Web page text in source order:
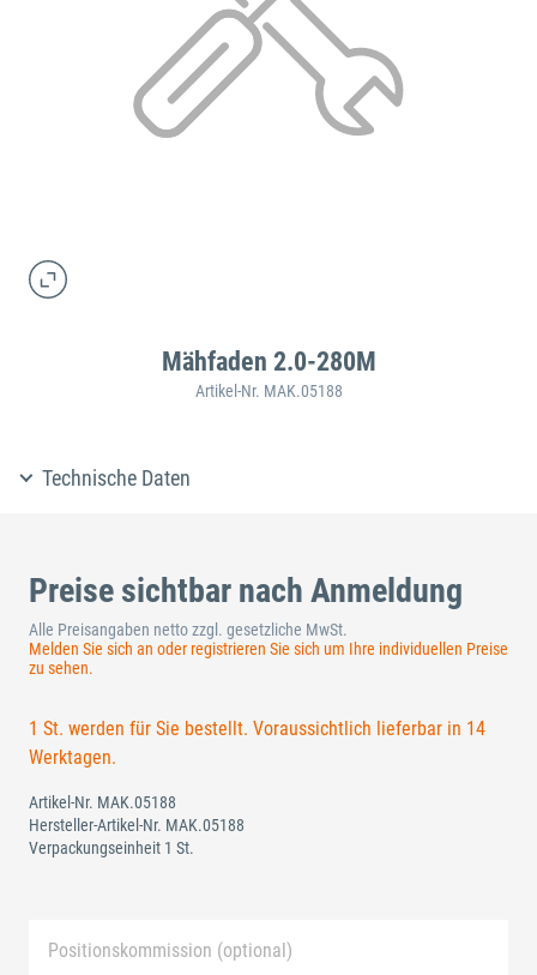
Mähfaden 2.0-280M
Artikel-Nr. MAK.05188
Technische Daten
Preise sichtbar nach Anmeldung
Alle Preisangaben netto zzgl. gesetzliche MwSt.
Melden Sie sich an oder registrieren Sie sich um Ihre individuellen Preise
zu sehen.
1 St. werden für Sie bestellt. Voraussichtlich lieferbar in 14
Werktagen.
Artikel-Nr. MAK.05188
Hersteller-Artikel-Nr. MAK.05188
Verpackungseinheit 1 St.
Positionskommission (optional)